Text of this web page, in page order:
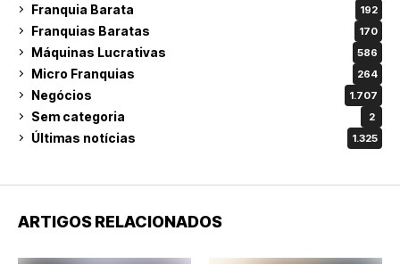
Franquia Barata 192
Franquias Baratas 170
Máquinas Lucrativas 586
Micro Franquias 264
Negócios 1.707
Sem categoria 2
Últimas notícias 1.325
ARTIGOS RELACIONADOS